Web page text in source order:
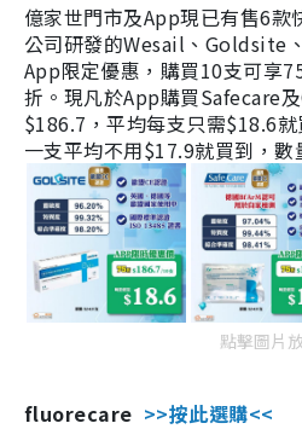
億家世門市及App現已有售6款
公司研發的Wesail、Goldsite
App限定優惠，購買10支可享
折。現凡於App購買Safecare
$186.7，平均每支只需$18.6
一支平均不用$17.9就買到，數
點擊圖片
fluorecare >>按此選購<<